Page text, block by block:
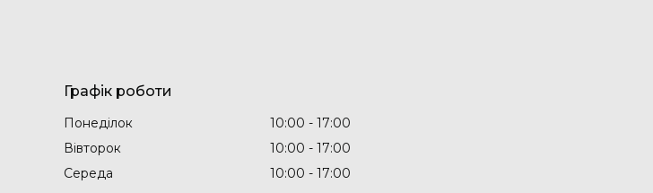
Графік роботи
Понеділок 10:00
17:00
Вівторок
10:00
17:00
Середа
10:00
17:00